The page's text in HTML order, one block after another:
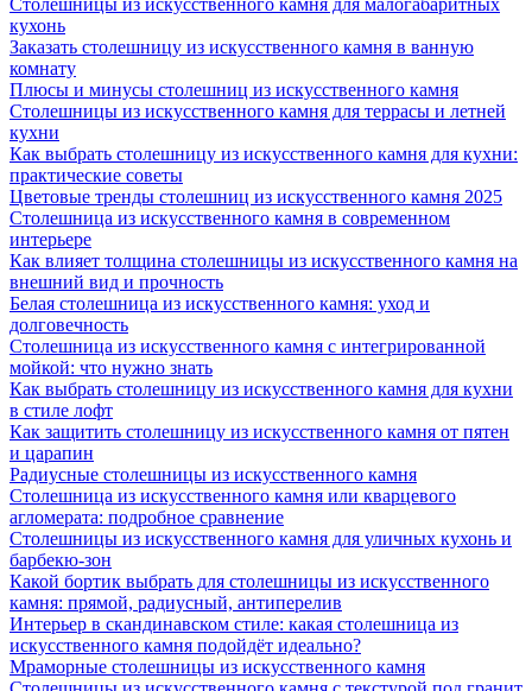
Столешницы из искусственного камня для малогабаритных
кухонь
Заказать столешницу из искусственного камня в ванную
комнату
Плюсы и минусы столешниц из искусственного камня
Столешницы из искусственного камня для террасы и летней
кухни
Как выбрать столешницу из искусственного камня для кухни:
практические советы
Цветовые тренды столешниц из искусственного камня 2025
Столешница из искусственного камня в современном
интерьере
Как влияет толщина столешницы из искусственного камня на
внешний вид и прочность
Белая столешница из искусственного камня: уход и
долговечность
Столешница из искусственного камня с интегрированной
мойкой: что нужно знать
Как выбрать столешницу из искусственного камня для кухни
в стиле лофт
Как защитить столешницу из искусственного камня от пятен
и царапин
Радиусные столешницы из искусственного камня
Столешница из искусственного камня или кварцевого
агломерата: подробное сравнение
Столешницы из искусственного камня для уличных кухонь и
барбекю-зон
Какой бортик выбрать для столешницы из искусственного
камня: прямой, радиусный, антиперелив
Интерьер в скандинавском стиле: какая столешница из
искусственного камня подойдёт идеально?
Мраморные столешницы из искусственного камня